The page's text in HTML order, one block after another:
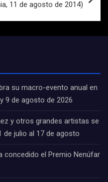
11 de agosto de 2014)
su macro-evento anual en
9 de agosto de 2026
y otros grandes artistas se
de julio al 17 de agosto
concedido el Premio Nenúfar